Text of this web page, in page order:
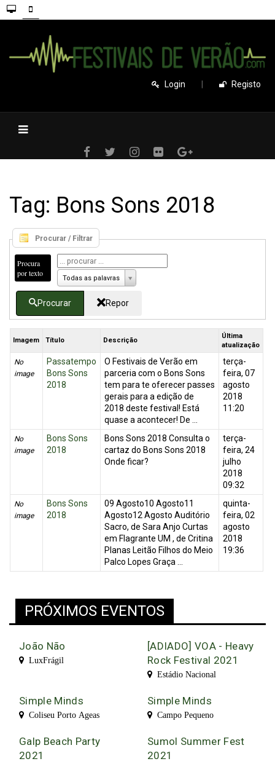
Login Registo
Tag: Bons Sons 2018
Procurar / Filtrar
Procura
por texto
Todas as palavras
Procurar Repor
Imagem Título Descrição
Última
atualização
No
image
Passatempo
Bons Sons
2018
O Festivais de Verão em
parceria com o Bons Sons
tem para te oferecer passes
gerais para a edição de
2018 deste festival! Está
quase a acontecer! De ...
terça-
feira, 07
agosto
2018
11:20
No
image
Bons Sons
2018
Bons Sons 2018 Consulta o
cartaz do Bons Sons 2018
Onde ficar?
terça-
feira, 24
julho
2018
09:32
No
image
Bons Sons
2018
09 Agosto10 Agosto11
Agosto12 Agosto Auditório
Sacro, de Sara Anjo Curtas
em Flagrante UM , de Critina
Planas Leitão Filhos do Meio
Palco Lopes Graça ...
quinta-
feira, 02
agosto
2018
19:36
PRÓXIMOS EVENTOS
João Não
LuxFrágil
[ADIADO] VOA - Heavy
Rock Festival 2021
Estádio Nacional
Simple Minds
Coliseu Porto Ageas
Simple Minds
Campo Pequeno
Galp Beach Party
2021
Sumol Summer Fest
2021